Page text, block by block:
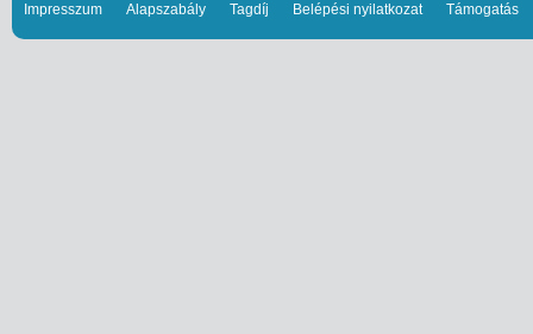
Impresszum Alapszabály Tagdíj Belépési nyilatkozat Támogatás